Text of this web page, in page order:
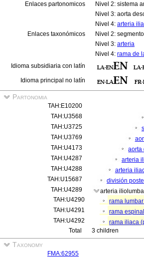
Enlaces partonomicos
Nivel 2: sistema
Nivel 3: aorta
Nivel 4: arteria
Enlaces taxonómicos
Nivel 2:
Nivel 3: arteria
Nivel 4: rama de
Idioma subsidiaria con latín
Idioma principal no latín
Partonomia
TAH:E10200
TAH:U3568
TAH:U3725
TAH:U3769
TAH:U4173
aorta
TAH:U4287
arteria
TAH:U4288
arteria
TAH:U15687
división
TAH:U4289
arteria
TAH:U4290
rama
TAH:U4291
rama
TAH:U4292
rama iliaca
Total
3 children
Taxonomy
FMA:62955